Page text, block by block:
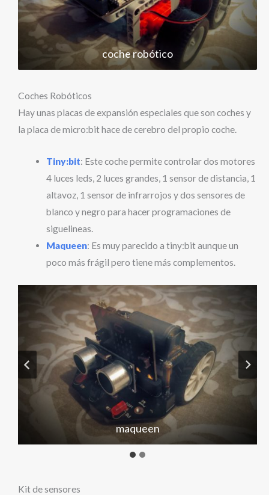
coche robótico
Coches Robóticos
Hay unas placas de expansión especiales que son coches y
la placa de micro:bit hace de cerebro del propio coche.
Tiny:bit: Este coche permite controlar dos motores
4 luces leds, 2 luces grandes, 1 sensor de distancia, 1
altavoz, 1 sensor de infrarrojos y dos sensores de
blanco y negro para hacer programaciones de
siguelineas.
Maqueen: Es muy parecido a tiny:bit aunque un
poco más frágil pero tiene más complementos.
maqueen
Kit de sensores